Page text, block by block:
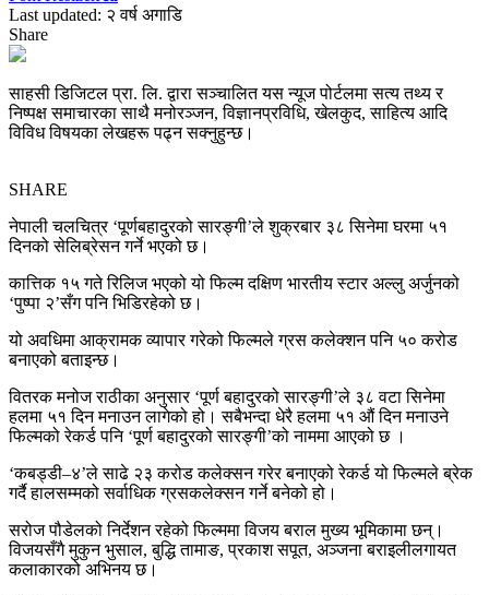
Last updated: २ वर्ष अगाडि
Share
साहसी डिजिटल प्रा. लि. द्वारा सञ्चालित यस न्यूज पोर्टलमा सत्य तथ्य र
निष्पक्ष समाचारका साथै मनोरञ्जन, विज्ञानप्रविधि, खेलकुद, साहित्य आदि
विविध विषयका लेखहरू पढ्न सक्नुहुन्छ।
SHARE
नेपाली चलचित्र ‘पूर्णबहादुरको सारङ्गी’ले शुक्रबार ३८ सिनेमा घरमा ५१
दिनको सेलिब्रेसन गर्ने भएको छ।
कात्तिक १५ गते रिलिज भएको यो फिल्म दक्षिण भारतीय स्टार अल्लु अर्जुनको
‘पुष्पा २’सँग पनि भिडिरहेको छ।
यो अवधिमा आक्रामक व्यापार गरेको फिल्मले ग्रस कलेक्शन पनि ५० करोड
बनाएको बताइन्छ।
वितरक मनोज राठीका अनुसार ‘पूर्ण बहादुरको सारङ्गी’ले ३८ वटा सिनेमा
हलमा ५१ दिन मनाउन लागेको हो। सबैभन्दा धेरै हलमा ५१ औं दिन मनाउने
फिल्मको रेकर्ड पनि ‘पूर्ण बहादुरको सारङ्गी’को नाममा आएको छ ।
‘कबड्डी–४’ले साढे २३ करोड कलेक्सन गरेर बनाएको रेकर्ड यो फिल्मले ब्रेक
गर्दै हालसम्मको सर्वाधिक ग्रसकलेक्सन गर्ने बनेको हो।
सरोज पौडेलको निर्देशन रहेको फिल्ममा विजय बराल मुख्य भूमिकामा छन्।
विजयसँगै मुकुन भुसाल, बुद्धि तामाङ, प्रकाश सपूत, अञ्जना बराइलीलगायत
कलाकारको अभिनय छ।